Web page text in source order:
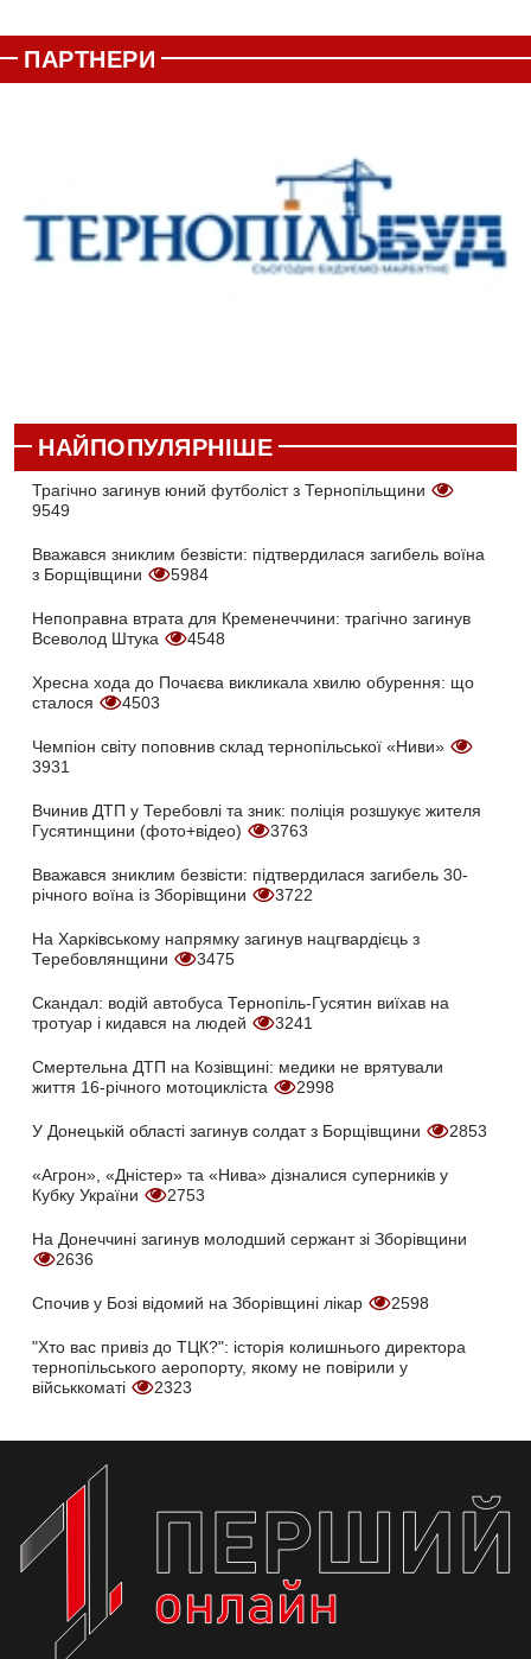
ПАРТНЕРИ
НАЙПОПУЛЯРНІШЕ
Трагічно загинув юний футболіст з Тернопільщини
9549
Вважався зниклим безвісти: підтвердилася загибель воїна
з Борщівщини
5984
Непоправна втрата для Кременеччини: трагічно загинув
Всеволод Штука
4548
Хресна хода до Почаєва викликала хвилю обурення: що
сталося
4503
Чемпіон світу поповнив склад тернопільської «Ниви»
3931
Вчинив ДТП у Теребовлі та зник: поліція розшукує жителя
Гусятинщини (фото+відео)
3763
Вважався зниклим безвісти: підтвердилася загибель 30-
річного воїна із Зборівщини
3722
На Харківському напрямку загинув нацгвардієць з
Теребовлянщини
3475
Скандал: водій автобуса Тернопіль-Гусятин виїхав на
тротуар і кидався на людей
3241
Смертельна ДТП на Козівщині: медики не врятували
життя 16-річного мотоцикліста
2998
У Донецькій області загинув солдат з Борщівщини 2853
«Агрон», «Дністер» та «Нива» дізналися суперників у
Кубку України
2753
На Донеччині загинув молодший сержант зі Зборівщини
2636
Спочив у Бозі відомий на Зборівщині лікар 2598
"Хто вас привіз до ТЦК?": історія колишнього директора
тернопільського аеропорту, якому не повірили у
військкоматі
2323